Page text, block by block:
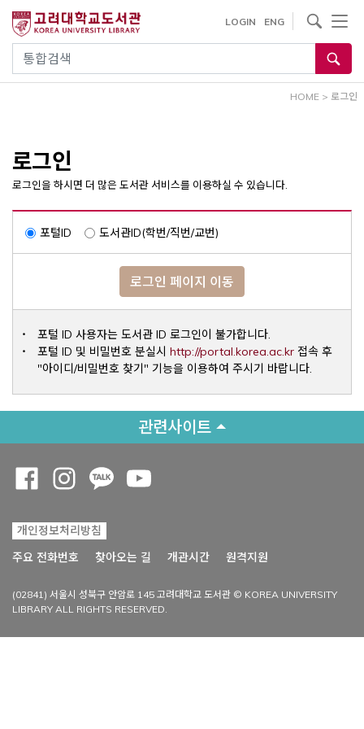
건
통합검색
LOGIN ENG
사이트내 검색
HOME > 로그인
로그인
로그인을 하시면 더 많은 도서관 서비스를 이용하실 수 있습니다.
포털ID 도서관ID(학번/직번/교번)
로그인 페이지 이동
포털 ID 사용자는 도서관 ID 로그인이 불가합니다.
포털 ID 및 비밀번호 분실시 http://portal.korea.ac.krOpens a
접속 후
"아이디/비밀번호 찾기" 기능을 이용하여 주시기 바랍니다.
관련사이트
개인정보처리방침
주요 전화번호
찾아오는 길 개관시간 원격지원
(02841) 서울시 성북구 안암로 145 고려대학교 도서관 © KOREA UNIVERSITY
LIBRARY ALL RIGHTS RESERVED.
Opens a new window
Opens a new window
Opens a new window